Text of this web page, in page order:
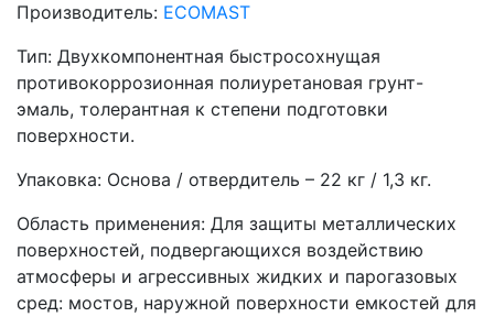
Производитель: ECOMAST
Тип: Двухкомпонентная быстросохнущая
противокоррозионная полиуретановая грунт-
эмаль, толерантная к степени подготовки
поверхности.
Упаковка: Основа / отвердитель – 22 кг / 1,3 кг.
Область применения: Для защиты металлических
поверхностей, подвергающихся воздействию
атмосферы и агрессивных жидких и парогазовых
сред: мостов, наружной поверхности емкостей для